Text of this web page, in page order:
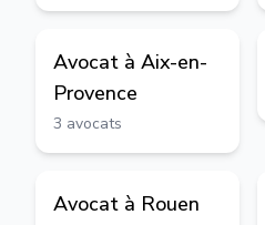
Avocat à Aix-en-
Provence
3 avocats
Avocat à Rouen